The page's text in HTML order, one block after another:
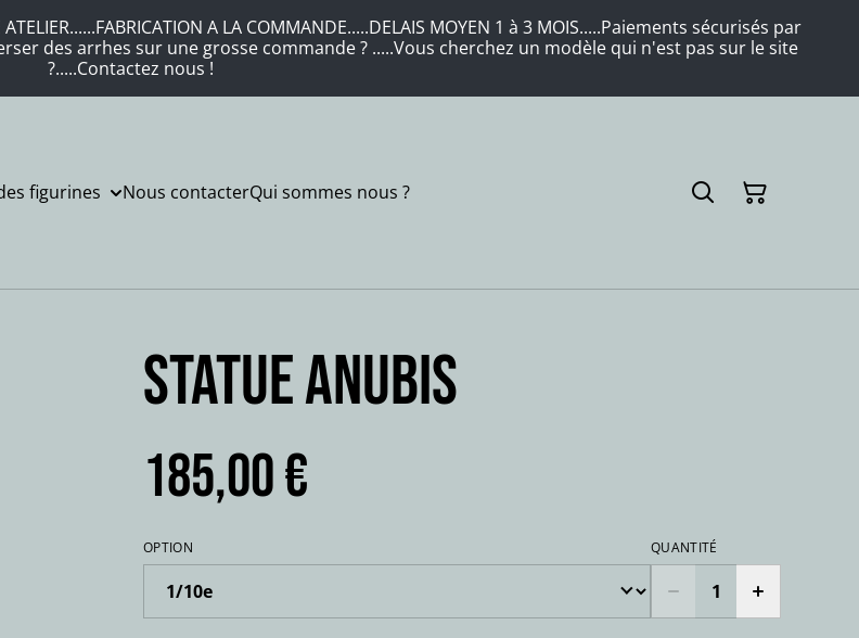
ATELIER......FABRICATION A LA COMMANDE.....DELAIS MOYEN 1 à 3 MOIS.....Paiements sécurisés par
des arrhes sur une grosse commande ? .....Vous cherchez un modèle qui n'est pas sur le site
?.....Contactez nous !
figurines Nous contacterQui sommes nous ?
STATUE ANUBIS
185,00 €
OPTION QUANTITÉ